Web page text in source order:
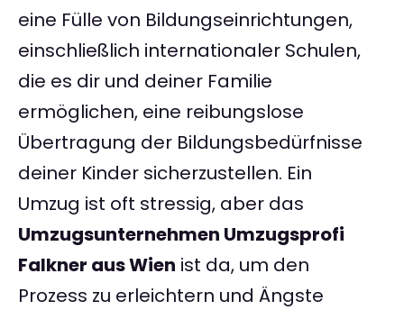
eine Fülle von Bildungseinrichtungen,
einschließlich internationaler Schulen,
die es dir und deiner Familie
ermöglichen, eine reibungslose
Übertragung der Bildungsbedürfnisse
deiner Kinder sicherzustellen. Ein
Umzug ist oft stressig, aber das
Umzugsunternehmen Umzugsprofi
Falkner aus Wien ist da, um den
Prozess zu erleichtern und Ängste